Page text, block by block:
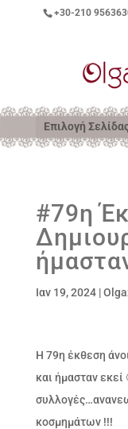
+30-210
Επιλογή
#79η
Ιαν 19, 2024|
Η 79η έκθεση
και ήμασταν
κοσμημάτων !!!